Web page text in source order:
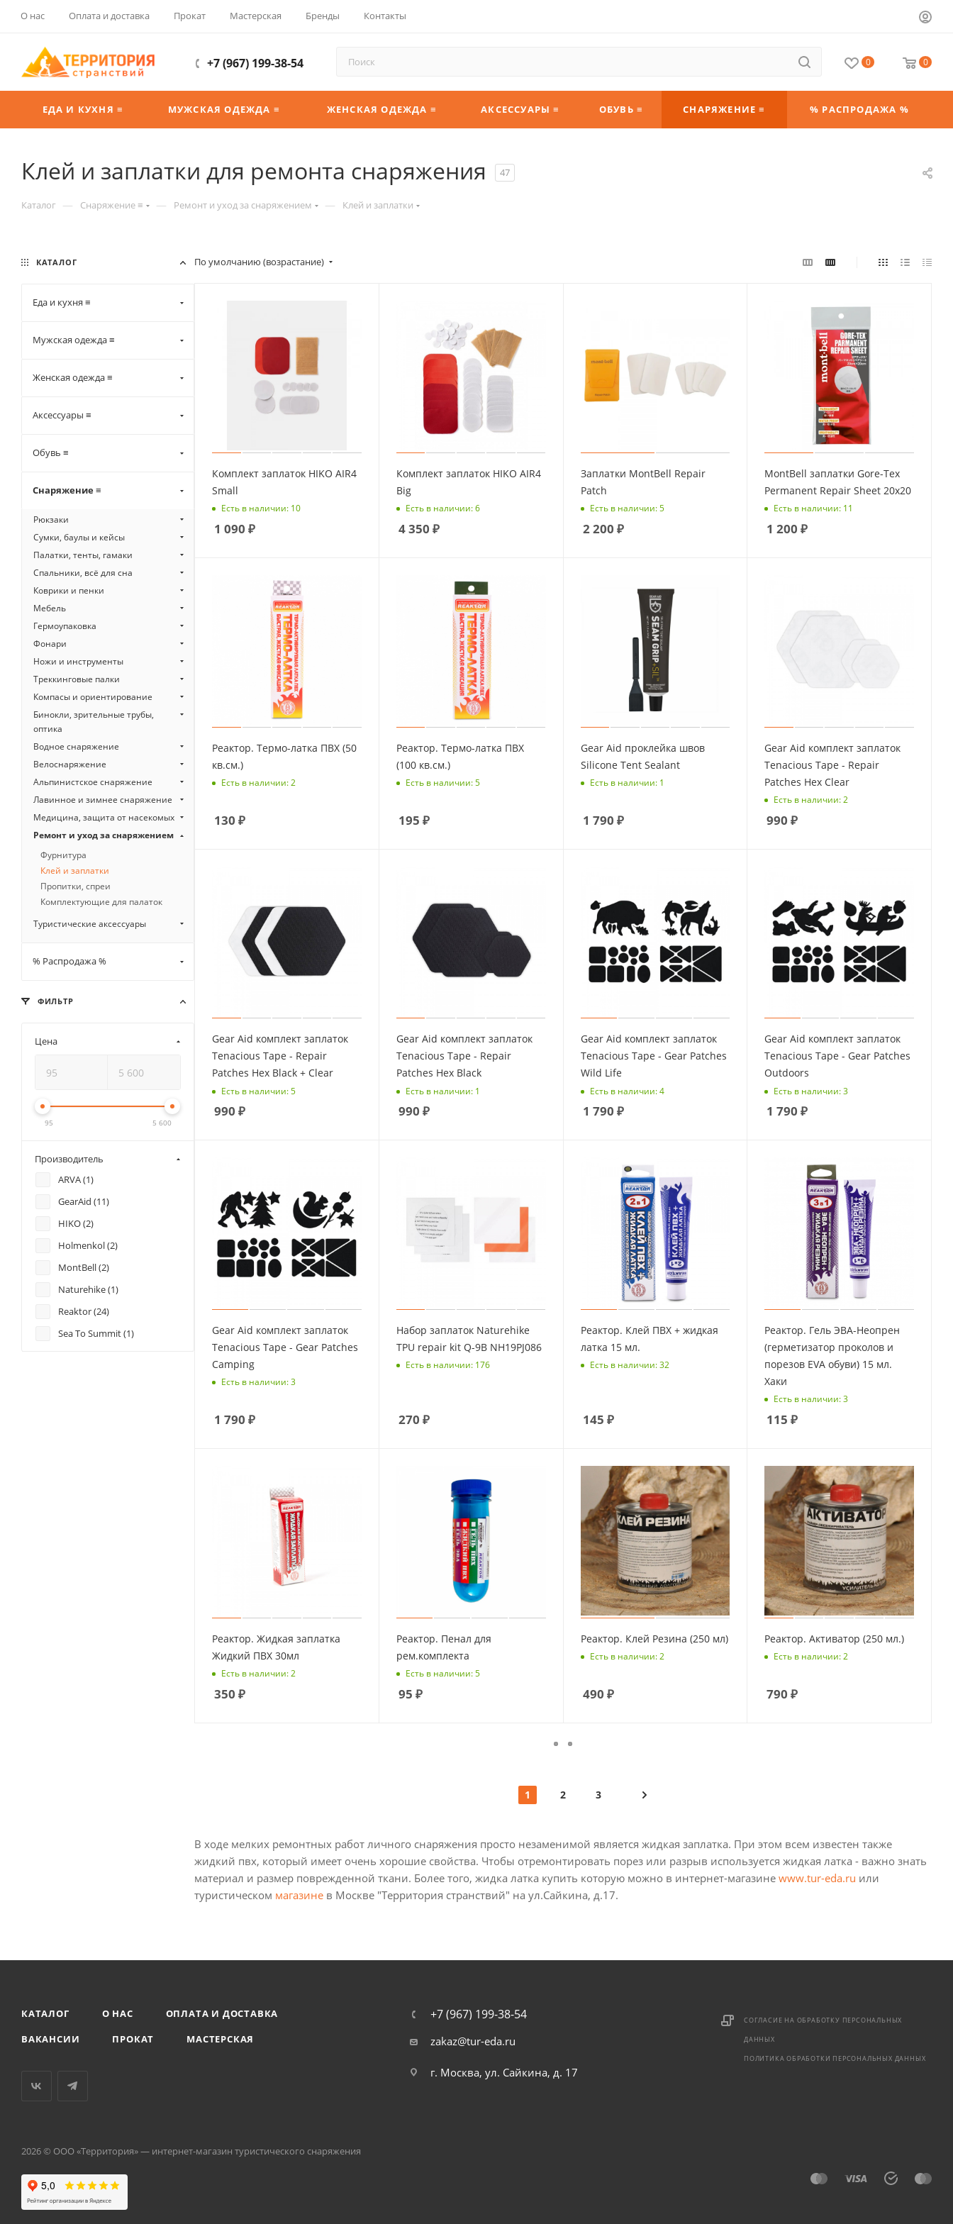
О нас Оплата и доставка Прокат Мастерская Бренды Контакты
+7 (967) 199-38-54 0 0
ЕДА И КУХНЯ ≡ МУЖСКАЯ ОДЕЖДА ≡ ЖЕНСКАЯ ОДЕЖДА ≡ АКСЕССУАРЫ ≡ ОБУВЬ ≡ СНАРЯЖЕНИЕ ≡ % РАСПРОДАЖА %
Клей и заплатки для ремонта снаряжения 47
Каталог — Снаряжение ≡ — Ремонт и уход за снаряжением — Клей и заплатки
По умолчанию (возрастание)
Комплект заплаток HIKO AIR4
Small
Есть в наличии: 10
1 090 ₽
Комплект заплаток HIKO AIR4
Big
Есть в наличии: 6
4 350 ₽
Заплатки MontBell Repair
Patch
Есть в наличии: 5
2 200 ₽
MontBell заплатки Gore-Tex
Permanent Repair Sheet 20x20
Есть в наличии: 11
1 200 ₽
Реактор. Термо-латка ПВХ (50
кв.см.)
Есть в наличии: 2
130 ₽
Реактор. Термо-латка ПВХ
(100 кв.см.)
Есть в наличии: 5
195 ₽
Gear Aid проклейка швов
Silicone Tent Sealant
Есть в наличии: 1
1 790 ₽
Gear Aid комплект заплаток
Tenacious Tape - Repair
Patches Hex Clear
Есть в наличии: 2
990 ₽
Gear Aid комплект заплаток
Tenacious Tape - Repair
Patches Hex Black + Clear
Есть в наличии: 5
990 ₽
Gear Aid комплект заплаток
Tenacious Tape - Repair
Patches Hex Black
Есть в наличии: 1
990 ₽
Gear Aid комплект заплаток
Tenacious Tape - Gear Patches
Wild Life
Есть в наличии: 4
1 790 ₽
Gear Aid комплект заплаток
Tenacious Tape - Gear Patches
Outdoors
Есть в наличии: 3
1 790 ₽
Gear Aid комплект заплаток
Tenacious Tape - Gear Patches
Camping
Есть в наличии: 3
1 790 ₽
Набор заплаток Naturehike
TPU repair kit Q-9B NH19PJ086
Есть в наличии: 176
270 ₽
Реактор. Клей ПВХ + жидкая
латка 15 мл.
Есть в наличии: 32
145 ₽
Реактор. Гель ЭВА-Неопрен
(герметизатор проколов и
порезов EVA обуви) 15 мл.
Хаки
Есть в наличии: 3
115 ₽
Реактор. Жидкая заплатка
Жидкий ПВХ 30мл
Есть в наличии: 2
350 ₽
Реактор. Пенал для
рем.комплекта
Есть в наличии: 5
95 ₽
Реактор. Клей Резина (250 мл)
Есть в наличии: 2
490 ₽
Реактор. Активатор (250 мл.)
Есть в наличии: 2
790 ₽
1 2 3
В ходе мелких ремонтных работ личного снаряжения просто незаменимой является жидкая заплатка. При этом всем известен также
жидкий пвх, который имеет очень хорошие свойства. Чтобы отремонтировать порез или разрыв используется жидкая латка - важно знать
материал и размер поврежденной ткани. Более того, жидка латка купить которую можно в интернет-магазине www.tur-eda.ru или
туристическом магазине в Москве "Территория странствий" на ул.Сайкина, д.17.
КАТАЛОГ
Еда и кухня ≡
Мужская одежда ≡
Женская одежда ≡
Аксессуары ≡
Обувь ≡
Снаряжение ≡
Рюкзаки
Сумки, баулы и кейсы
Палатки, тенты, гамаки
Спальники, всё для сна
Коврики и пенки
Мебель
Гермоупаковка
Фонари
Ножи и инструменты
Треккинговые палки
Компасы и ориентирование
Бинокли, зрительные трубы,
оптика
Водное снаряжение
Велоснаряжение
Альпинистское снаряжение
Лавинное и зимнее снаряжение
Медицина, защита от насекомых
Ремонт и уход за снаряжением
Фурнитура
Клей и заплатки
Пропитки, спреи
Комплектующие для палаток
Туристические аксессуары
% Распродажа %
ФИЛЬТР
Цена
95 5 600
Производитель
ARVA (1)
GearAid (11)
HIKO (2)
Holmenkol (2)
MontBell (2)
Naturehike (1)
Reaktor (24)
Sea To Summit (1)
КАТАЛОГ О НАС
ОПЛАТА И ДОСТАВКА
ВАКАНСИИ
ПРОКАТ МАСТЕРСКАЯ
+7 (967) 199-38-54
zakaz@tur-eda.ru
г. Москва, ул. Сайкина, д. 17
СОГЛАСИЕ НА ОБРАБОТКУ ПЕРСОНАЛЬНЫХ
ДАННЫХ
ПОЛИТИКА ОБРАБОТКИ ПЕРСОНАЛЬНЫХ ДАННЫХ
2026 © ООО «Территория» — интернет-магазин туристического снаряжения